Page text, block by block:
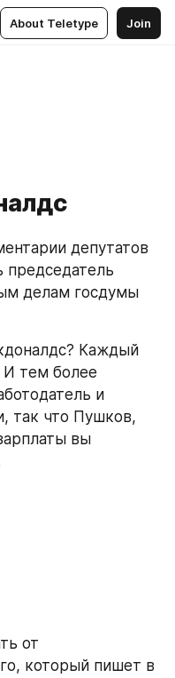
About Teletype Join
депутатов
председатель
делам госдумы
Каждый
тем более
и
так что Пушков,
вы
от
который пишет в